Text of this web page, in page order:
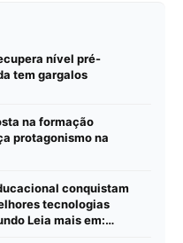
nível pré-
tem gargalos
na formação
protagonismo na
conquistam
tecnologias
Leia mais em: